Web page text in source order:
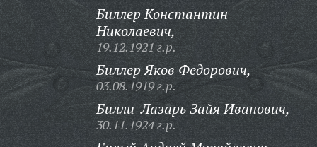
Биллер Константин
Николаевич,
19.12.1921 г.р.
Биллер Яков Федорович,
03.08.1919 г.р.
Билли-Лазарь Зайя Иванович,
30.11.1924 г.р.